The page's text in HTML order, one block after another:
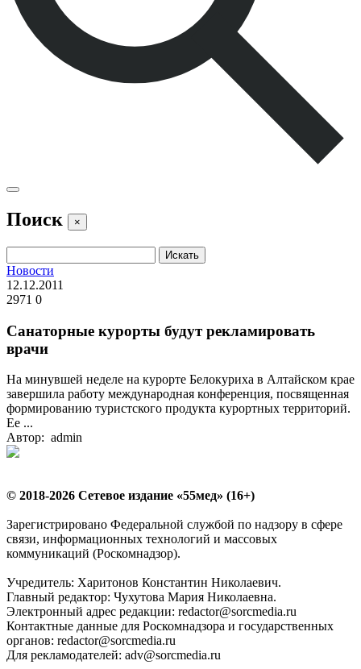
Поиск ×
Новости
12.12.2011
2971 0
Санаторные курорты будут рекламировать
врачи
На минувшей неделе на курорте Белокуриха в Алтайском крае
завершила работу международная конференция, посвященная
формированию туристского продукта курортных территорий.
Ее ...
Автор: admin
© 2018-2026 Сетевое издание «55мед» (16+)
Зарегистрировано Федеральной службой по надзору в сфере
связи, информационных технологий и массовых
коммуникаций (Роскомнадзор).
Учредитель: Харитонов Константин Николаевич.
Главный редактор: Чухутова Мария Николаевна.
Электронный адрес редакции: redactor@sorcmedia.ru
Контактные данные для Роскомнадзора и государственных
органов: redactor@sorcmedia.ru
Для рекламодателей: adv@sorcmedia.ru